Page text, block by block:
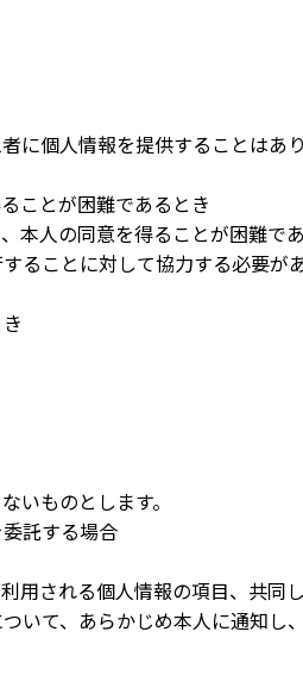
に個人情報を提供することはあ
ことが困難であるとき
本人の同意を得ることが困難で
ることに対して協力する必要が
いものとします。
託する場合
用される個人情報の項目、共同
いて、あらかじめ本人に通知し